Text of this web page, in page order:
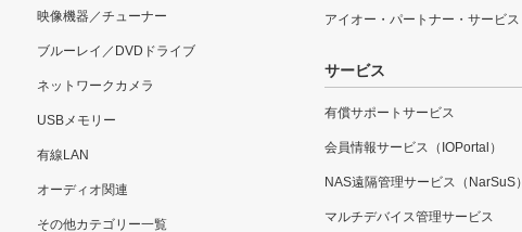
映像機器／チューナー
ブルーレイ／DVDドライブ
ネットワークカメラ
USBメモリー
有線LAN
オーディオ関連
その他カテゴリー一覧
アイオー・パートナー・サービス
サービス
有償サポートサービス
会員情報サービス（IOPortal）
NAS遠隔管理サービス（NarSuS）
マルチデバイス管理サービス